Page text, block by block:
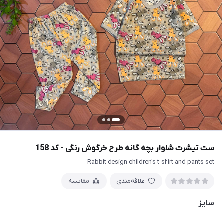
ست تیشرت شلوار بچه گانه طرح خرگوش رنگی - کد 158
Rabbit design children's t-shirt and pants set
علاقه‌مندی مقایسه
سایز